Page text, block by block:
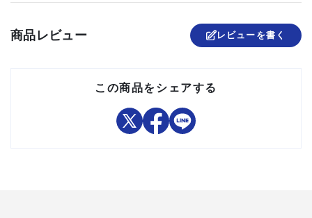
商品レビュー レビューを書く
この商品をシェアする